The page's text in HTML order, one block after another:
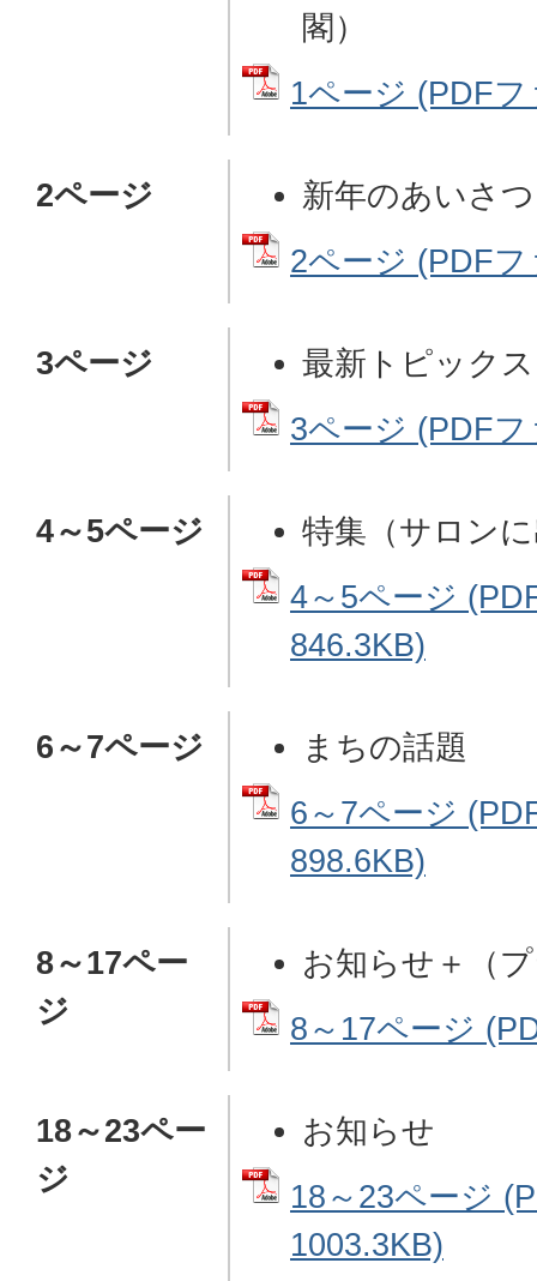
閣）
1ページ (PDF
2ページ
新年のあいさつ
2ページ (PDF
3ページ
最新トピックス
3ページ (PDF
4～5ページ
特集（サロン
4～5ページ
846.3KB)
6～7ページ
まちの話題
6～7ページ
898.6KB)
8～17ペー
ジ
お知らせ＋（
8～17ページ
18～23ペー
ジ
お知らせ
18～23ページ
1003.3KB)